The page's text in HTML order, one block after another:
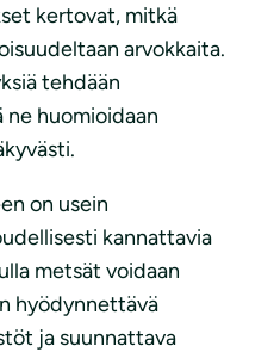
kertovat, mitkä
arvokkaita.
tehdään
huomioidaan
on usein
kannattavia
metsät voidaan
hyödynnettävä
ja suunnattava